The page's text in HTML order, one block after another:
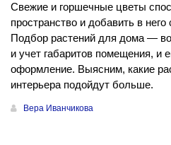
Свежие и горшечные цветы
пространство и добавить в
Подбор растений для дома —
и учет габаритов помещения, и
оформление. Выясним, какие
интерьера подойдут больше.
Вера Иванчикова